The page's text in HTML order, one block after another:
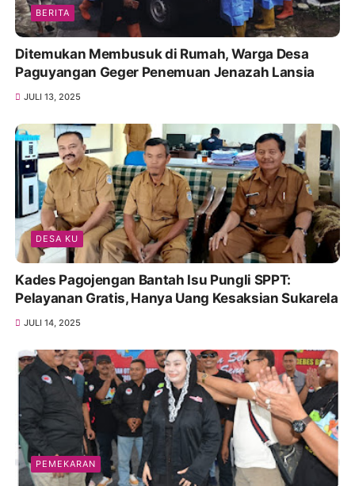
BERITA
Ditemukan Membusuk di Rumah, Warga Desa
Paguyangan Geger Penemuan Jenazah Lansia
JULI 13, 2025
DESA KU
Kades Pagojengan Bantah Isu Pungli SPPT:
Pelayanan Gratis, Hanya Uang Kesaksian Sukarela
JULI 14, 2025
PEMEKARAN